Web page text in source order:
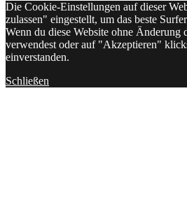
Die Cookie-Einstellungen auf dieser
zulassen" eingestellt, um das beste
Wenn du diese Website ohne Änderung
verwendest oder auf "Akzeptieren"
einverstanden.
Schließen